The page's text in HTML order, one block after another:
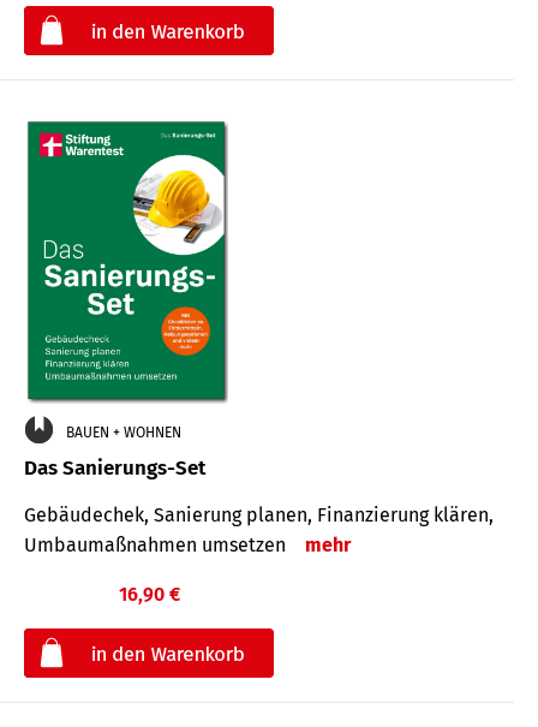
BAUEN + WOHNEN
Das Sanierungs-Set
Gebäudechek, Sanierung planen, Finanzierung klären,
Umbaumaßnahmen umsetzen
mehr
16,90 €